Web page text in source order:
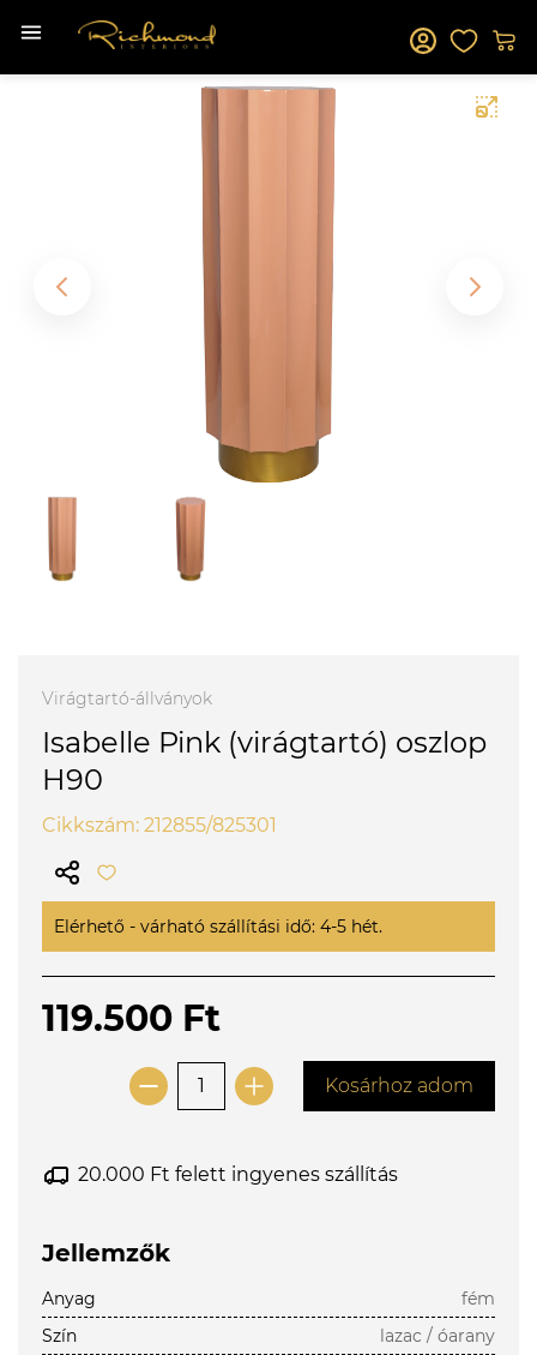
Virágtartó-állványok
Isabelle Pink (virágtartó) oszlop
H90
Cikkszám: 212855/825301
Elérhető - várható szállítási idő: 4-5 hét.
119.500 Ft
Kosárhoz adom
20.000 Ft felett ingyenes szállítás
Jellemzők
Anyag
fém
Szín
lazac / óarany